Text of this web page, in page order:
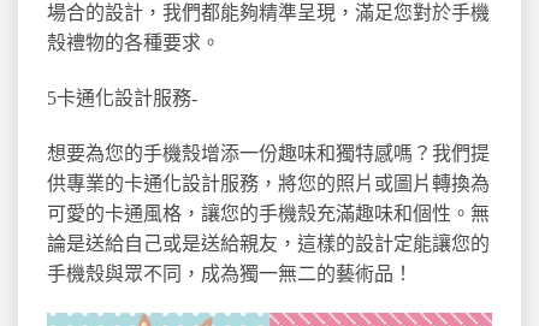
場合的設計，我們都能夠精準呈現，滿足您對於手機
殼禮物的各種要求。
5卡通化設計服務-
想要為您的手機殼增添一份趣味和獨特感嗎？我們提
供專業的卡通化設計服務，將您的照片或圖片轉換為
可愛的卡通風格，讓您的手機殼充滿趣味和個性。無
論是送給自己或是送給親友，這樣的設計定能讓您的
手機殼與眾不同，成為獨一無二的藝術品！